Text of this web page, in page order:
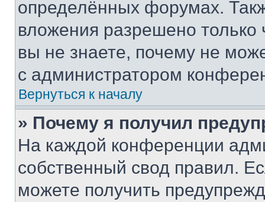
определённых форумах.
вложения разрешено
вы не знаете, почему не
с администратором
Вернуться к началу
» Почему я получил
На каждой конференции
собственный свод правил.
можете получить